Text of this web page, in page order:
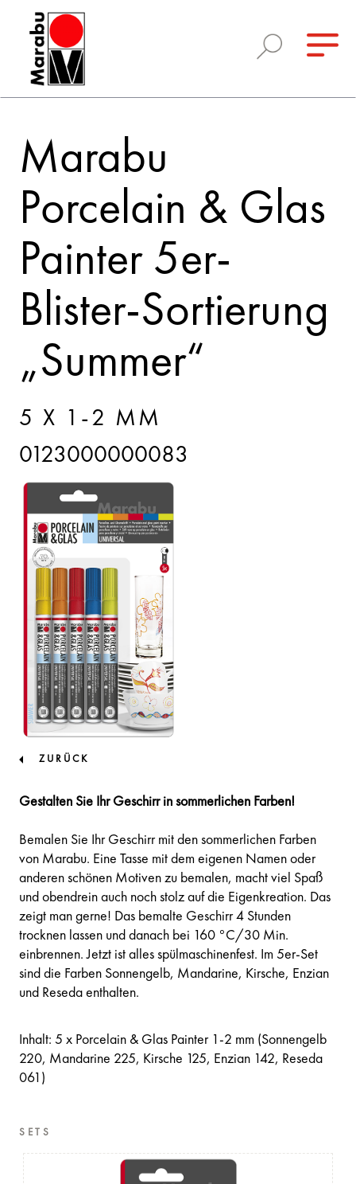
Marabu
Porcelain & Glas
Painter 5er-
Blister-Sortierung
„Summer“
5 X 1-2 MM
0123000000083
ZURÜCK
Gestalten Sie Ihr Geschirr in sommerlichen Farben!
Bemalen Sie Ihr Geschirr mit den sommerlichen Farben
von Marabu. Eine Tasse mit dem eigenen Namen oder
anderen schönen Motiven zu bemalen, macht viel Spaß
und obendrein auch noch stolz auf die Eigenkreation. Das
zeigt man gerne! Das bemalte Geschirr 4 Stunden
trocknen lassen und danach bei 160 °C/30 Min.
einbrennen. Jetzt ist alles spülmaschinenfest. Im 5er-Set
sind die Farben Sonnengelb, Mandarine, Kirsche, Enzian
und Reseda enthalten.
Inhalt: 5 x Porcelain & Glas Painter 1-2 mm (Sonnengelb
220, Mandarine 225, Kirsche 125, Enzian 142, Reseda
061)
SETS